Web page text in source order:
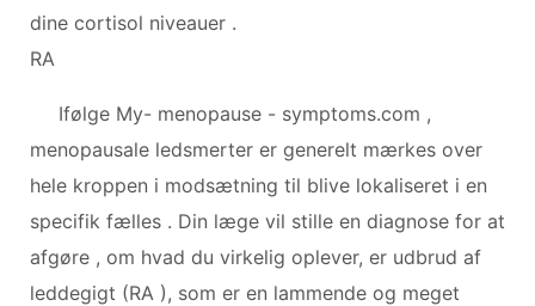
dine cortisol niveauer .
RA
Ifølge My- menopause - symptoms.com ,
menopausale ledsmerter er generelt mærkes over
hele kroppen i modsætning til blive lokaliseret i en
specifik fælles . Din læge vil stille en diagnose for at
afgøre , om hvad du virkelig oplever, er udbrud af
leddegigt (RA ), som er en lammende og meget